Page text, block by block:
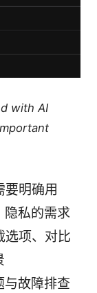
with AI
要明确用
隐私的需求
选项、对比
与故障排查